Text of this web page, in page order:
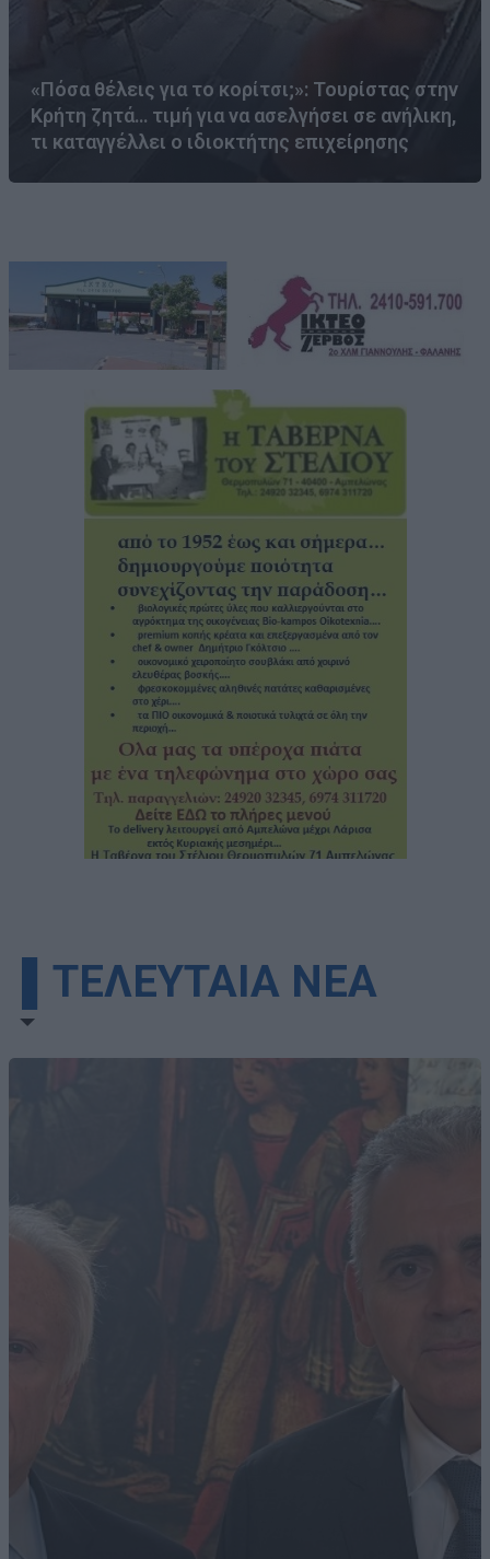
«Πόσα θέλεις για το κορίτσι;»: Τουρίστας στην
Κρήτη ζητά… τιμή για να ασελγήσει σε ανήλικη,
τι καταγγέλλει ο ιδιοκτήτης επιχείρησης
▌ΤΕΛΕΥΤΑΙΑ ΝΕΑ